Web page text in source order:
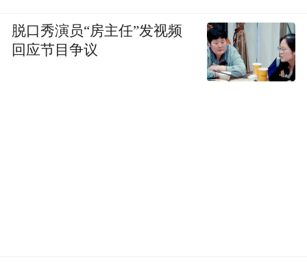
脱口秀演员“房主任”发视频
回应节目争议